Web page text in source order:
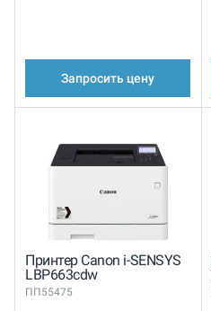
Запросить цену
Принтер Canon i-SENSYS
LBP663cdw
ПП55475